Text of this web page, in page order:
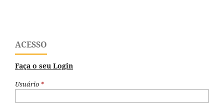
ACESSO
Faça o seu Login
Usuário *